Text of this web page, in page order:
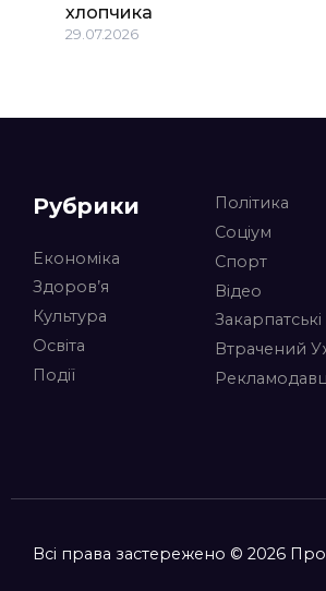
хлопчика
29.07.2026
Рубрики
Економіка
Здоров’я
Культура
Освіта
Події
Політика
Соціум
Спорт
Відео
Втрачений
Всі права застережено © 2026 Про